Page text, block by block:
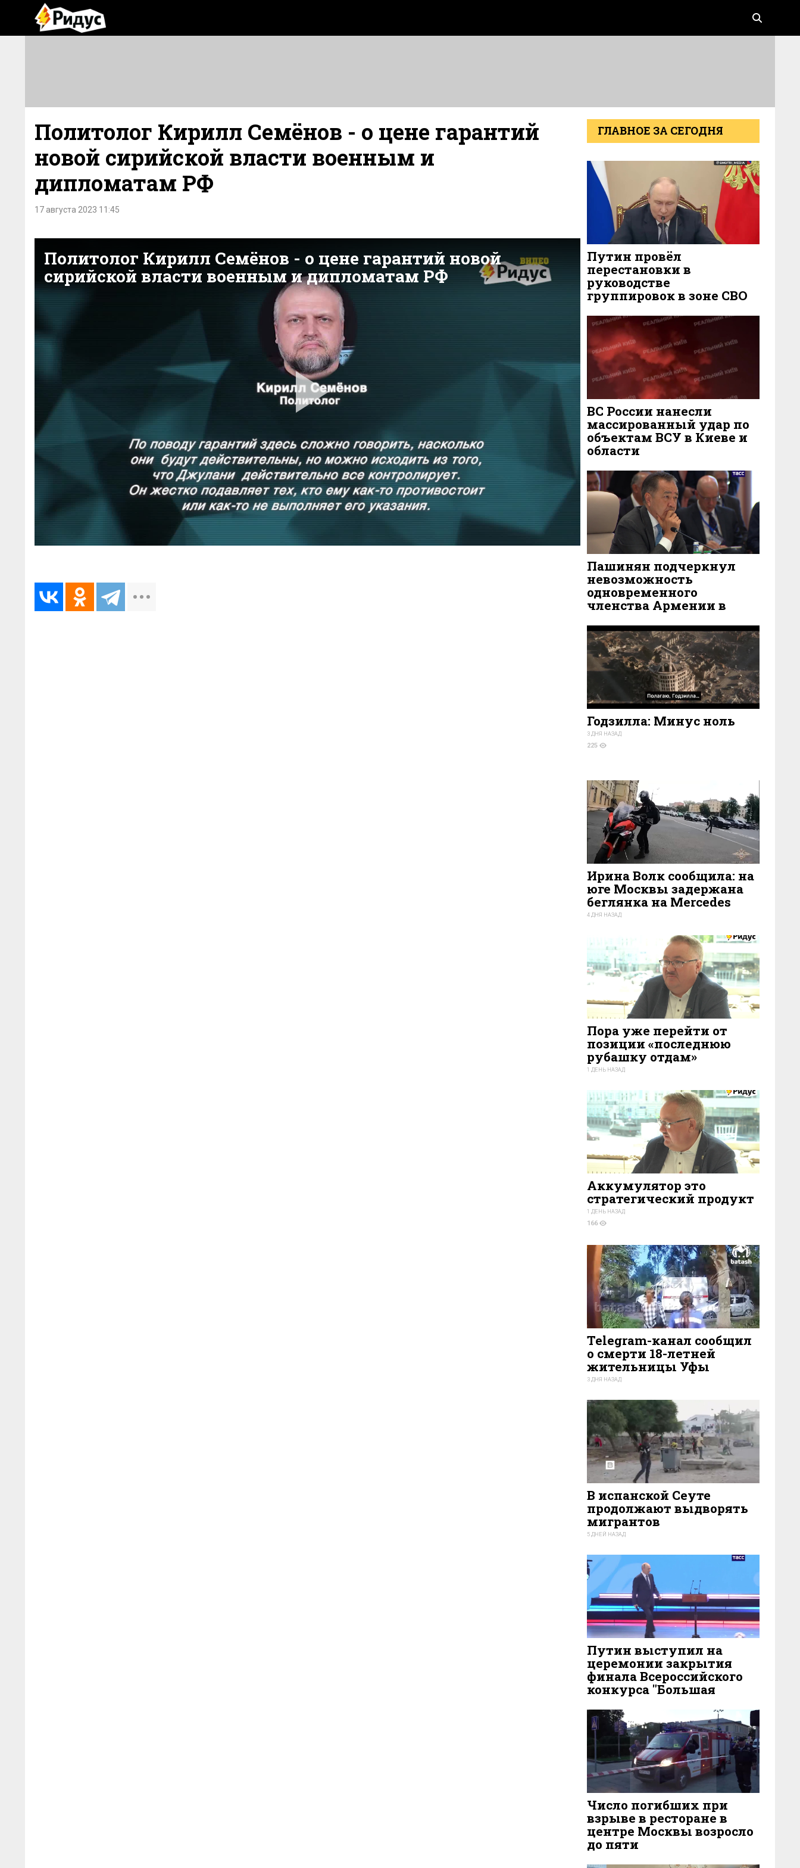
Политолог Кирилл Семёнов - о цене гарантий
новой сирийской власти военным и
дипломатам РФ
17 августа 2023 11:45
ГЛАВНОЕ ЗА СЕГОДНЯ
Путин провёл
перестановки в
руководстве
группировок в зоне СВО
303
ВС России нанесли
массированный удар по
объектам ВСУ в Киеве и
области
238
Пашинян подчеркнул
невозможность
одновременного
членства Армении в
1 ДЕНЬ НАЗАД
232
Годзилла: Минус ноль
3 ДНЯ НАЗАД
225
Ирина Волк сообщила: на
юге Москвы задержана
беглянка на Mercedes
4 ДНЯ НАЗАД
Пора уже перейти от
позиции «последнюю
рубашку отдам»
1 ДЕНЬ НАЗАД
Аккумулятор это
стратегический продукт
1 ДЕНЬ НАЗАД
166
Telegram-канал сообщил
о смерти 18-летней
жительницы Уфы
3 ДНЯ НАЗАД
В испанской Сеуте
продолжают выдворять
мигрантов
5 ДНЕЙ НАЗАД
Путин выступил на
церемонии закрытия
финала Всероссийского
конкурса "Большая
5 ДНЕЙ НАЗАД
125
Число погибших при
взрыве в ресторане в
центре Москвы возросло
до пяти